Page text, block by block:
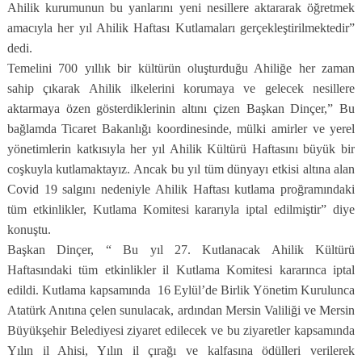
Ahilik kurumunun bu yanlarını yeni nesillere aktararak öğretmek
amacıyla her yıl Ahilik Haftası Kutlamaları gerçekleştirilmektedir”
dedi.
Temelini 700 yıllık bir kültürün oluşturduğu Ahiliğe her zaman
sahip çıkarak Ahilik ilkelerini korumaya ve gelecek nesillere
aktarmaya özen gösterdiklerinin altını çizen Başkan Dinçer,” Bu
bağlamda Ticaret Bakanlığı koordinesinde, mülki amirler ve yerel
yönetimlerin katkısıyla her yıl Ahilik Kültürü Haftasını büyük bir
coşkuyla kutlamaktayız. Ancak bu yıl tüm dünyayı etkisi altına alan
Covid 19 salgını nedeniyle Ahilik Haftası kutlama proğramındaki
tüm etkinlikler, Kutlama Komitesi kararıyla iptal edilmiştir” diye
konuştu.
Başkan Dinçer, “ Bu yıl 27. Kutlanacak Ahilik Kültürü
Haftasındaki tüm etkinlikler il Kutlama Komitesi kararınca iptal
edildi. Kutlama kapsamında 16 Eylül’de Birlik Yönetim Kurulunca
Atatürk Anıtına çelen sunulacak, ardından Mersin Valiliği ve Mersin
Büyükşehir Belediyesi ziyaret edilecek ve bu ziyaretler kapsamında
Yılın il Ahisi, Yılın il çırağı ve kalfasına ödülleri verilerek